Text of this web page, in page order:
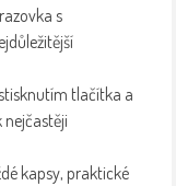
s
tlačítka a
kapsy, praktické